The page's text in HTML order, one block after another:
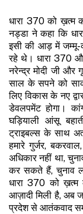
धारा 370 को ख़त्म
नड्डा ने कहा कि
इसी की आड़ में जम्मू-
रहे थे। धारा 370
नरेन्द्र मोदी जी
साल के सपने को
लिए विकास के नए
डेवलपमेंट होगा।
घड़ियाली आंसू
ट्राइबल्स के साथ
हमारे गुर्जर,
अधिकार नहीं था,
कर सकते हैं, चुनाव
धारा 370 को ख़त्म
आज़ादी मिली है, अब
प्रदेश से आतंकवाद